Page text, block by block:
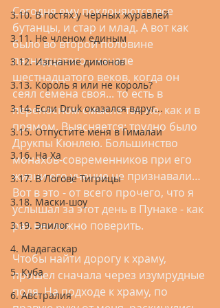
3.10. В гостях у черных журавлей
3.11. Не членом единым
3.12. Изгнание димонов
3.13. Король я или не король?
3.14. Если Druk оказался вдруг...
3.15. Отпустите меня в Гималаи
3.16. На Ха
3.17. В Логове Тигрицы
3.18. Маски-шоу
3.19. Эпилог
4. Мадагаскар
5. Куба
6. Австралия
Сегодня ему поклоняются все
бутанцы, и стар и млад. А вот как
было во второй половине
пятнадцатого - начале
шестнадцатого веков, когда он
сеял семена своя... то есть в
переносном смысле так же, как и в
прямом. Выясняется: трудно было
Друкпы Кюнлею. Большинство
монахов-современников при его
жизни его учение не признавали…
Вот в это - от всего прочего, что я
услышал за этот день в Пунаке - как
раз несложно поверить.
Чтобы найти дорогу к храму,
прошел сначала через изумрудные
поля. На подходе к храму, по